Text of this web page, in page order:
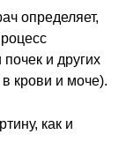
определяет,
и других
крови и моче).
как и